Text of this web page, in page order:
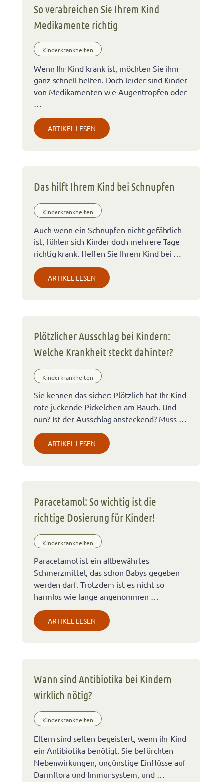
So verabreichen Sie Ihrem Kind
Medikamente richtig
Kinderkrankheiten
Wenn Ihr Kind krank ist, möchten Sie ihm
ganz schnell helfen. Doch leider sind Kinder
von Medikamenten wie Augentropfen oder
ARTIKEL LESEN
Das hilft Ihrem Kind bei Schnupfen
Kinderkrankheiten
Auch wenn ein Schnupfen nicht gefährlich
ist, fühlen sich Kinder doch mehrere Tage
richtig krank. Helfen Sie Ihrem Kind bei …
ARTIKEL LESEN
Plötzlicher Ausschlag bei Kindern:
Welche Krankheit steckt dahinter?
Kinderkrankheiten
Sie kennen das sicher: Plötzlich hat Ihr Kind
rote juckende Pickelchen am Bauch. Und
nun? Ist der Ausschlag ansteckend? Muss …
ARTIKEL LESEN
Paracetamol: So wichtig ist die
richtige Dosierung für Kinder!
Kinderkrankheiten
Paracetamol ist ein altbewährtes
Schmerzmittel, das schon Babys gegeben
werden darf. Trotzdem ist es nicht so
harmlos wie lange angenommen …
ARTIKEL LESEN
Wann sind Antibiotika bei Kindern
wirklich nötig?
Kinderkrankheiten
Eltern sind selten begeistert, wenn ihr Kind
ein Antibiotika benötigt. Sie befürchten
Nebenwirkungen, ungünstige Einflüsse auf
Darmflora und Immunsystem, und …